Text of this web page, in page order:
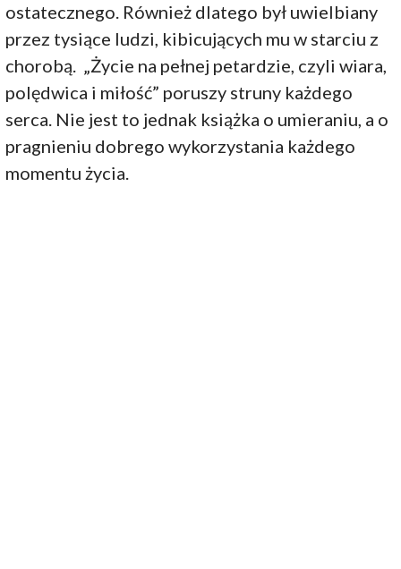
ostatecznego. Również dlatego był uwielbiany
przez tysiące ludzi, kibicujących mu w starciu z
chorobą. „Życie na pełnej petardzie, czyli wiara,
polędwica i miłość” poruszy struny każdego
serca. Nie jest to jednak książka o umieraniu, a o
pragnieniu dobrego wykorzystania każdego
momentu życia.